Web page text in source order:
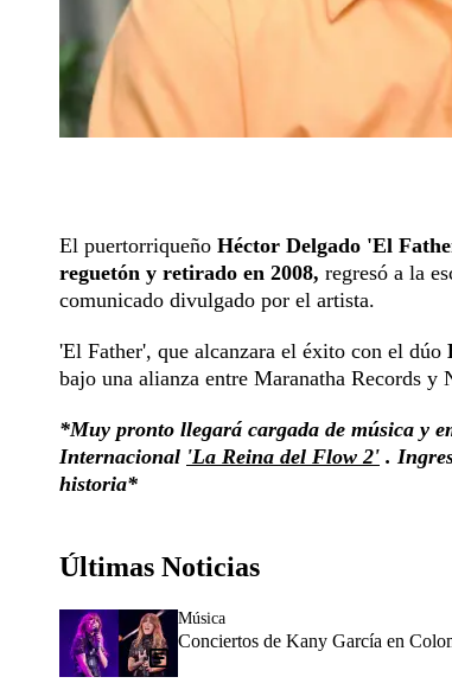
El puertorriqueño Héctor Delgado 'El
reguetón y retirado en 2008, regresó a la
comunicado divulgado por el artista.
'El Father', que alcanzara el éxito con el dúo
bajo una alianza entre Maranatha Records
*Muy pronto llegará cargada de música y
Internacional 'La Reina del Flow 2' .
historia*
Últimas Noticias
Música
Conciertos de Kany García en